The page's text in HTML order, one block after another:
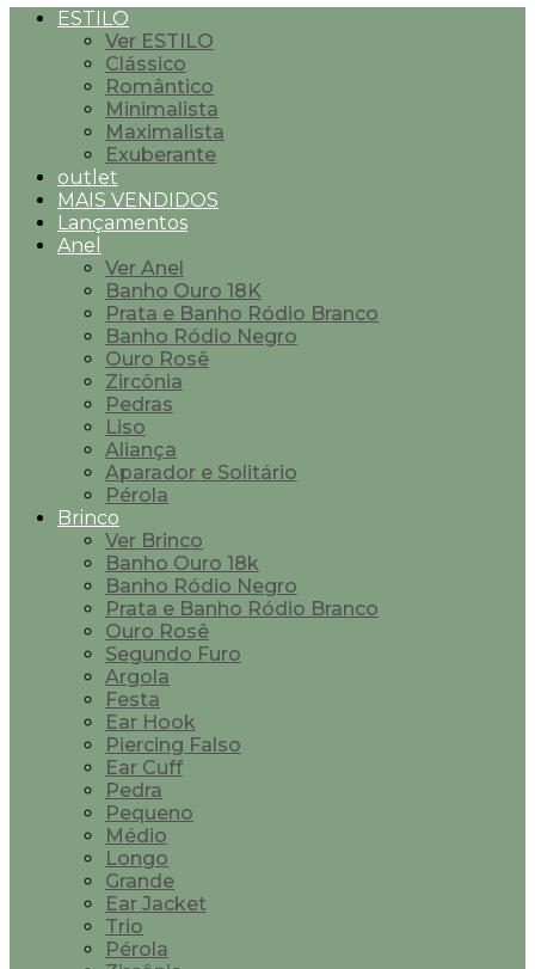
ESTILO
Ver ESTILO
Clássico
Romântico
Minimalista
Maximalista
Exuberante
outlet
MAIS VENDIDOS
Lançamentos
Anel
Ver Anel
Banho Ouro 18K
Prata e Banho Ródio Branco
Banho Ródio Negro
Ouro Rosê
Zircônia
Pedras
Liso
Aliança
Aparador e Solitário
Pérola
Brinco
Ver Brinco
Banho Ouro 18k
Banho Ródio Negro
Prata e Banho Ródio Branco
Ouro Rosê
Segundo Furo
Argola
Festa
Ear Hook
Piercing Falso
Ear Cuff
Pedra
Pequeno
Médio
Longo
Grande
Ear Jacket
Trio
Pérola